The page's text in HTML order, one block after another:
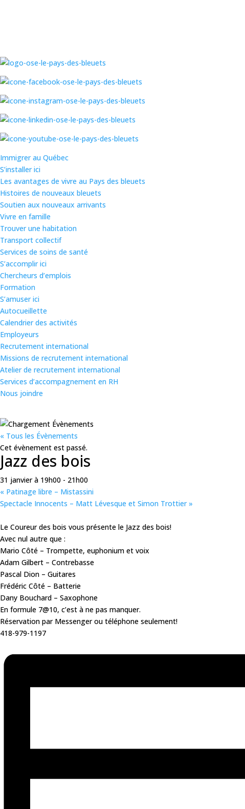
Immigrer au Québec
S’installer ici
Les avantages de vivre au Pays des bleuets
Histoires de nouveaux bleuets
Soutien aux nouveaux arrivants
Vivre en famille
Trouver une habitation
Transport collectif
Services de soins de santé
S’accomplir ici
Chercheurs d’emplois
Formation
S’amuser ici
Autocueillette
Calendrier des activités
Employeurs
Recrutement international
Missions de recrutement international
Atelier de recrutement international
Services d’accompagnement en RH
Nous joindre
« Tous les Évènements
Cet évènement est passé.
Jazz des bois
31 janvier à 19h00 - 21h00
« Patinage libre – Mistassini
Spectacle Innocents – Matt Lévesque et Simon Trottier»
Le Coureur des bois vous présente le Jazz des bois!
Avec nul autre que :
Mario Côté – Trompette, euphonium et voix
Adam Gilbert – Contrebasse
Pascal Dion – Guitares
Frédéric Côté – Batterie
Dany Bouchard – Saxophone
En formule 7@10, c’est à ne pas manquer.
Réservation par Messenger ou téléphone seulement!
418-979-1197